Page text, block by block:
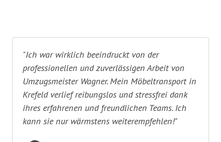
"Ich war wirklich beeindruckt von der
professionellen und zuverlässigen Arbeit von
Umzugsmeister Wagner. Mein Möbeltransport in
Krefeld verlief reibungslos und stressfrei dank
ihres erfahrenen und freundlichen Teams. Ich
kann sie nur wärmstens weiterempfehlen!"